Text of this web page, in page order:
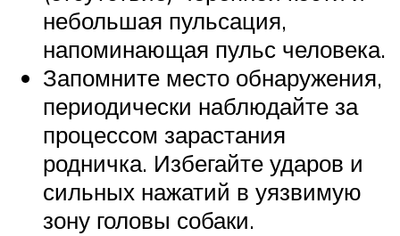
небольшая пульсация,
напоминающая пульс человека.
Запомните место обнаружения,
периодически наблюдайте за
процессом зарастания
родничка. Избегайте ударов и
сильных нажатий в уязвимую
зону головы собаки.